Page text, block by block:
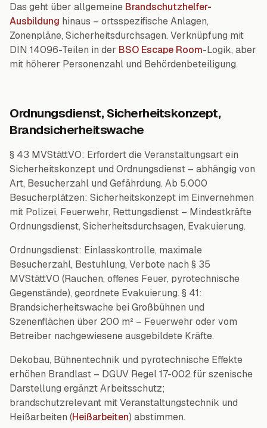
Das geht über allgemeine Brandschutzhelfer-
Ausbildung hinaus – ortsspezifische Anlagen,
Zonenpläne, Sicherheitsdurchsagen. Verknüpfung mit
DIN 14096-Teilen in der BSO Escape Room-Logik, aber
mit höherer Personenzahl und Behördenbeteiligung.
Ordnungsdienst, Sicherheitskonzept,
Brandsicherheitswache
§ 43 MVStättVO: Erfordert die Veranstaltungsart ein
Sicherheitskonzept und Ordnungsdienst – abhängig von
Art, Besucherzahl und Gefährdung. Ab 5.000
Besucherplätzen: Sicherheitskonzept im Einvernehmen
mit Polizei, Feuerwehr, Rettungsdienst – Mindestkräfte
Ordnungsdienst, Sicherheitsdurchsagen, Evakuierung.
Ordnungsdienst: Einlasskontrolle, maximale
Besucherzahl, Bestuhlung, Verbote nach § 35
MVStättVO (Rauchen, offenes Feuer, pyrotechnische
Gegenstände), geordnete Evakuierung. § 41:
Brandsicherheitswache bei Großbühnen und
Szenenflächen über 200 m² – Feuerwehr oder vom
Betreiber nachgewiesene ausgebildete Kräfte.
Dekobau, Bühnentechnik und pyrotechnische Effekte
erhöhen Brandlast – DGUV Regel 17-002 für szenische
Darstellung ergänzt Arbeitsschutz;
brandschutzrelevant mit Veranstaltungstechnik und
Heißarbeiten (Heißarbeiten) abstimmen.